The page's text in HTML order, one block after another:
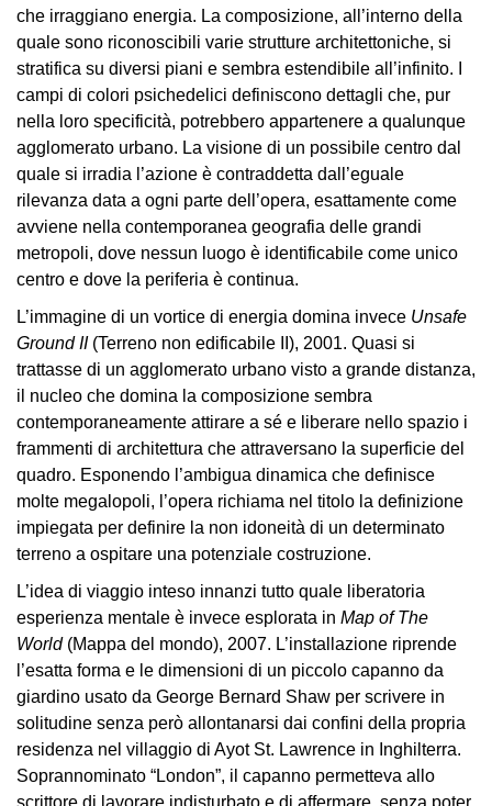
Storia
Sedi
Edificio
Castello
Manica
Lunga
Cerruti
Cosmo
Digitale
EN
Visita
Biglietti
Shop
Chi
siamo
Area
Media
Organizza
tuo
evento
che irraggiano energia. La composizione, all’interno della
quale sono riconoscibili varie strutture architettoniche, si
stratifica su diversi piani e sembra estendibile all’infinito. I
campi di colori psichedelici definiscono dettagli che, pur
nella loro specificità, potrebbero appartenere a qualunque
agglomerato urbano. La visione di un possibile centro dal
quale si irradia l’azione è contraddetta dall’eguale
rilevanza data a ogni parte dell’opera, esattamente come
avviene nella contemporanea geografia delle grandi
metropoli, dove nessun luogo è identificabile come unico
centro e dove la periferia è continua.
L’immagine di un vortice di energia domina invece Unsafe
Ground II (Terreno non edificabile II), 2001. Quasi si
trattasse di un agglomerato urbano visto a grande distanza,
il nucleo che domina la composizione sembra
contemporaneamente attirare a sé e liberare nello spazio i
frammenti di architettura che attraversano la superficie del
quadro. Esponendo l’ambigua dinamica che definisce
molte megalopoli, l’opera richiama nel titolo la definizione
impiegata per definire la non idoneità di un determinato
terreno a ospitare una potenziale costruzione.
L’idea di viaggio inteso innanzi tutto quale liberatoria
esperienza mentale è invece esplorata in Map of The
World(Mappa del mondo), 2007. L’installazione riprende
l’esatta forma e le dimensioni di un piccolo capanno da
giardino usato da George Bernard Shaw per scrivere in
solitudine senza però allontanarsi dai confini della propria
residenza nel villaggio di Ayot St. Lawrence in Inghilterra.
Soprannominato “London”, il capanno permetteva allo
scrittore di lavorare indisturbato e di affermare, senza poter